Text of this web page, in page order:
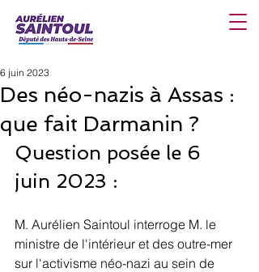
Des néo-nazis à Assas :
que fait Darmanin ?
6 juin 2023
Question posée le 6
juin 2023 :
M. Aurélien Saintoul interroge M. le
ministre de l'intérieur et des outre-mer
sur l'activisme néo-nazi au sein de